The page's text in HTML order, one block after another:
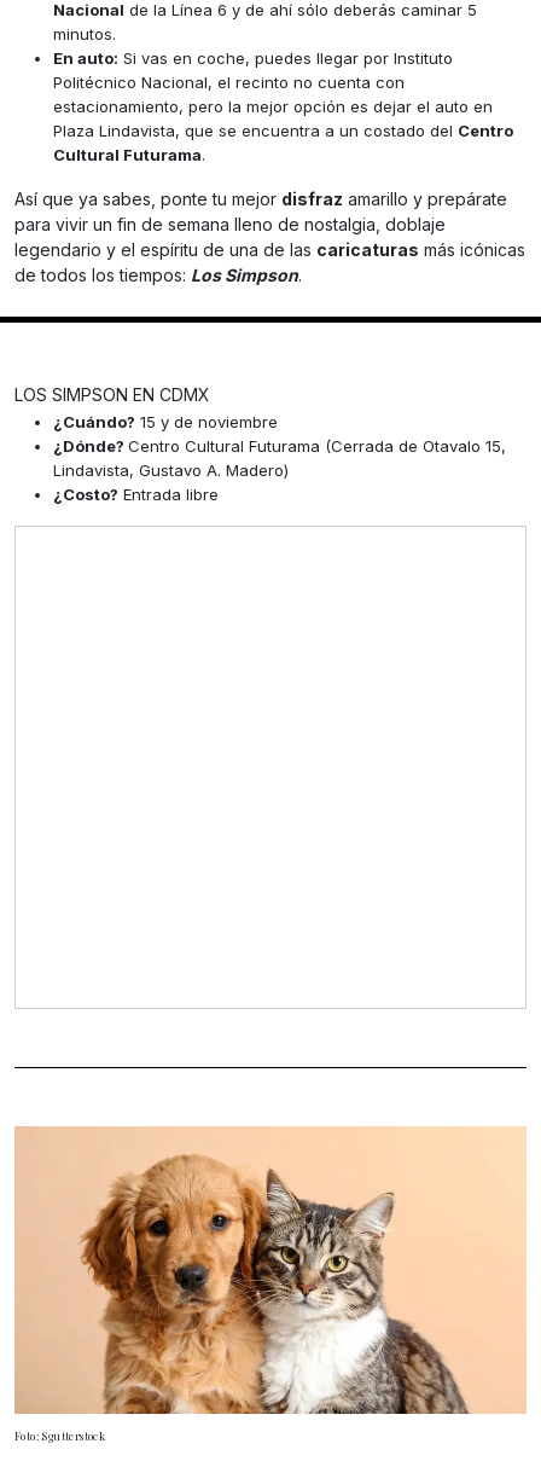
Nacional de la Línea 6 y de ahí sólo deberás caminar 5
minutos.
En auto: Si vas en coche, puedes llegar por Instituto
Politécnico Nacional, el recinto no cuenta con
estacionamiento, pero la mejor opción es dejar el auto en
Plaza Lindavista, que se encuentra a un costado del Centro
Cultural Futurama.
Así que ya sabes, ponte tu mejor disfraz amarillo y prepárate
para vivir un fin de semana lleno de nostalgia, doblaje
legendario y el espíritu de una de las caricaturas más icónicas
de todos los tiempos: Los Simpson.
LOS SIMPSON EN CDMX
¿Cuándo? 15 y de noviembre
¿Dónde? Centro Cultural Futurama (Cerrada de Otavalo 15,
Lindavista, Gustavo A. Madero)
¿Costo? Entrada libre
Foto: Sgutterstock